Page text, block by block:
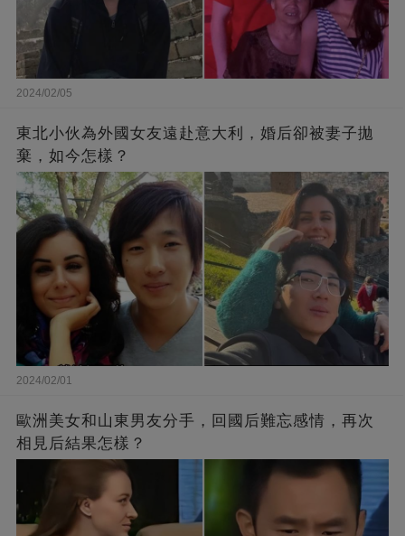
2024/02/05
東北小伙為外國女友遠赴意大利，婚后卻被妻子拋
棄，如今怎樣？
2024/02/01
歐洲美女和山東男友分手，回國后難忘感情，再次
相見后結果怎樣？